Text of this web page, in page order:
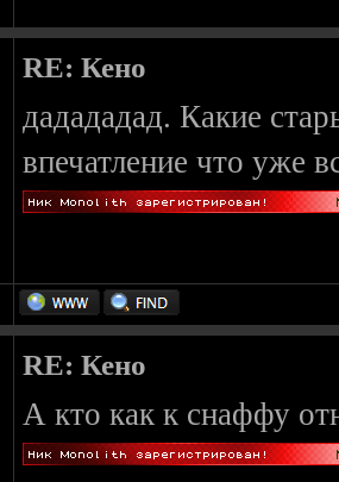
RE: Кено
дадададад. Какие
впечатление что уже
RE: Кено
А кто как к снаффу